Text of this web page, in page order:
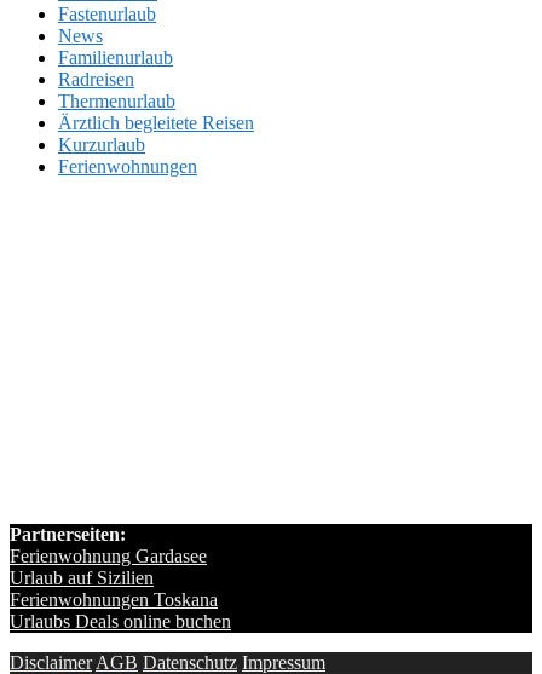
Fastenurlaub
News
Familienurlaub
Radreisen
Thermenurlaub
Ärztlich begleitete Reisen
Kurzurlaub
Ferienwohnungen
Partnerseiten:
Ferienwohnung Gardasee
Urlaub auf Sizilien
Ferienwohnungen Toskana
Urlaubs Deals online buchen
Disclaimer AGB Datenschutz Impressum